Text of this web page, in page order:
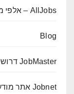
AllJobs – אלפי מעסיקים ומועמדים
Blog
JobMaster דרושים ומחפשי עבודה
Jobnet אתר מודעות הדרושים